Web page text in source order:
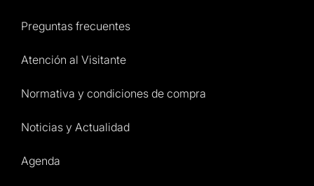
Preguntas frecuentes
Atención al Visitante
Normativa y condiciones de compra
Noticias y Actualidad
Agenda